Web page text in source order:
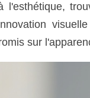
l'esthétique,
sur